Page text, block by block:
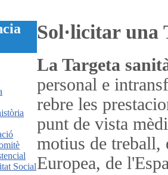
Sol·licitar una
La Targeta
personal e
rebre les
punt de vista
motius de treball,
Europea, de
Social